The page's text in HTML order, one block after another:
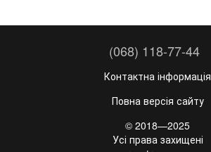
(068) 118-77-44
Контактна інформація
Повна версія сайту
© 2018—2025
Усі права захищені